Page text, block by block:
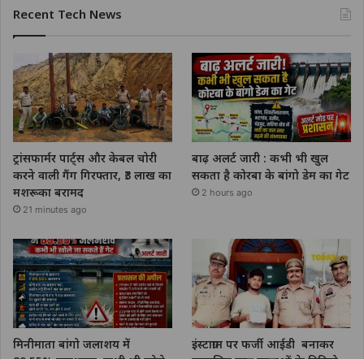
Recent Tech News
ट्रांसफार्मर पार्ट्स और केबल चोरी
करने वाली गैंग गिरफ्तार, ₹3 लाख का
मशरूका बरामद
21 minutes ago
बाढ़ अलर्ट जारी : कभी भी खुल
सकता है कोरबा के बांगो डेम का गेट
2 hours ago
मिनीमाता बांगो जलाशय में
इंस्टाग्राम पर फर्जी आईडी बनाकर